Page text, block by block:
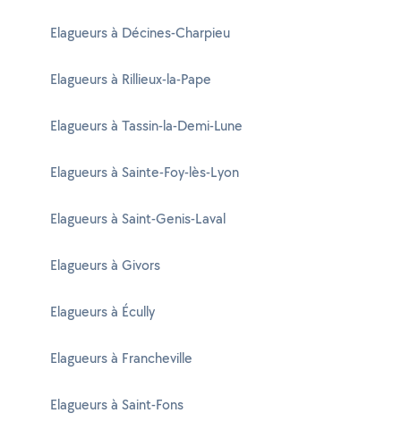
Elagueurs à Décines-Charpieu
Elagueurs à Rillieux-la-Pape
Elagueurs à Tassin-la-Demi-Lune
Elagueurs à Sainte-Foy-lès-Lyon
Elagueurs à Saint-Genis-Laval
Elagueurs à Givors
Elagueurs à Écully
Elagueurs à Francheville
Elagueurs à Saint-Fons